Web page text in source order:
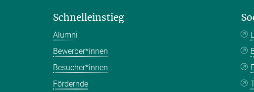
Schnelleinstieg
Alumni
Bewerber*innen
Besucher*innen
Fördernde